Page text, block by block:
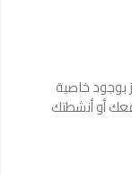
خاصية
أو أنشطتك